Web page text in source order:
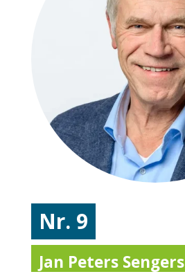
Nr. 9
Jan Peters Sengers